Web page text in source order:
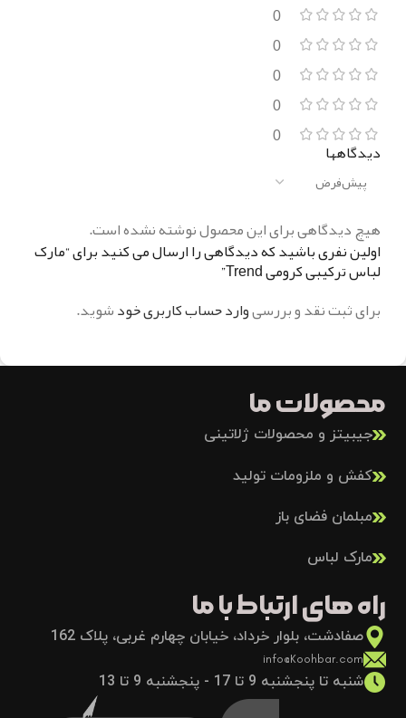
0
0
0
0
0
دیدگاهها
هیچ دیدگاهی برای این محصول نوشته نشده است.
اولین نفری باشید که دیدگاهی را ارسال می کنید برای “مارک
لباس ترکیبی کرومی Trend”
برای ثبت نقد و بررسیوارد حساب کاربری خودشوید.
محصولات ما
جیبیتز و محصولات ژلاتینی
کفش و ملزومات تولید
مبلمان فضای باز
مارک لباس
راه های ارتباط با ما
صفادشت، بلوار خرداد، خیابان چهارم غربی، پلاک 162
info@Koohbar.com
شنبه تا پنجشنبه 9 تا 17 - پنجشنبه 9 تا 13